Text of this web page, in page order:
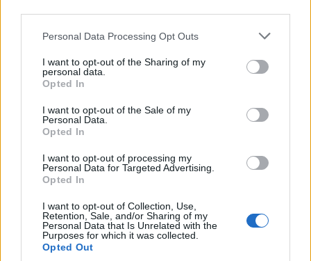
Please note that this website/app uses one or more Google
not limited to your visit or usage behaviour. You may click to
grant or deny consent to Google and its third-party tags to
use your data for below specified purposes in below Google
consent section.
Personal Data Processing Opt Outs
I want to opt-out of the Sharing of my
personal data.
Opted In
I want to opt-out of the Sale of my
Personal Data.
Opted In
I want to opt-out of processing my
Personal Data for Targeted Advertising.
Opted In
I want to opt-out of Collection, Use,
Retention, Sale, and/or Sharing of my
Personal Data that Is Unrelated with the
Purposes for which it was collected.
Opted Out
La crisis migratoria en Ceuta ha generado fuertes…
POLÍTICA